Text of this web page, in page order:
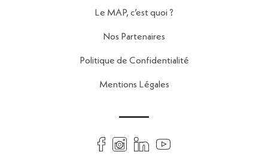
Le MAP, c’est quoi ?
Nos Partenaires
Politique de Confidentialité
Mentions Légales